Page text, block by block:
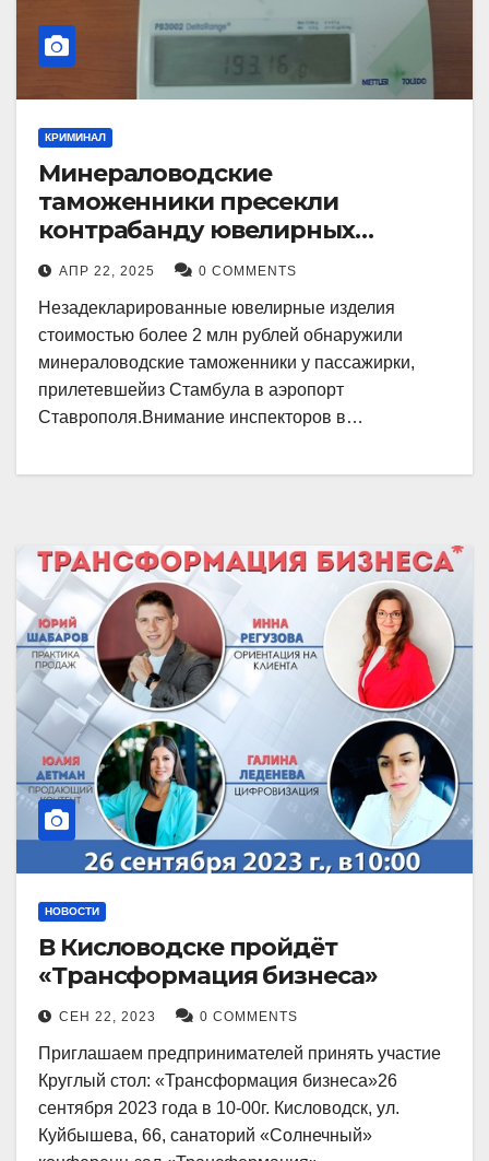
КРИМИНАЛ
Минераловодские
таможенники пресекли
контрабанду ювелирных
изделий на 2 млн рублей
АПР 22, 2025 0 COMMENTS
Незадекларированные ювелирные изделия
стоимостью более 2 млн рублей обнаружили
минераловодские таможенники у пассажирки,
прилетевшейиз Стамбула в аэропорт
Ставрополя.Внимание инспекторов в…
НОВОСТИ
В Кисловодске пройдёт
«Трансформация бизнеса»
СЕН 22, 2023 0 COMMENTS
Приглашаем предпринимателей принять участие
Круглый стол: «Трансформация бизнеса»26
сентября 2023 года в 10-00г. Кисловодск, ул.
Куйбышева, 66, санаторий «Солнечный»